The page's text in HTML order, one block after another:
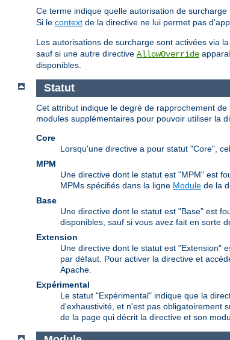
Ce terme indique quelle autorisation de
Si le context de la directive ne lui permet pas
Les autorisations de surcharge sont activées via
sauf si une autre directive AllowOverride
disponibles.
Statut
Cet attribut indique le degré de rapprochement
modules supplémentaires pour pouvoir utiliser la
Core
Lorsqu'une directive a pour statut "Core",
MPM
Une directive dont le statut est "MPM" est
MPMs spécifiés dans la ligne Module de la
Base
Une directive dont le statut est "Base" est
disponibles, sauf si vous avez fait en sorte
Extension
Une directive dont le statut est "Extension"
par défaut. Pour activer la directive et
Apache.
Expérimental
Le statut "Expérimental" indique que la
d'exhaustivité, et n'est pas obligatoirement
de la page qui décrit la directive et son